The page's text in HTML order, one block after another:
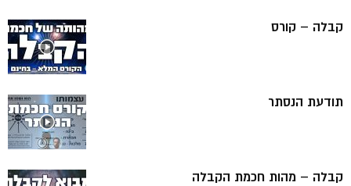
קבלה – קורס
תודעת הנסתר
קבלה – מהות חכמת הקבלה